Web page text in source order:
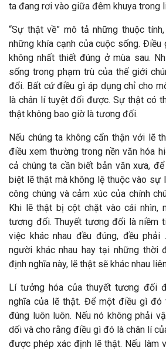
ta đang rơi vào giữa đêm khuya trong
“Sự thật về” mô tả những thuộc
những khía cạnh của cuộc sống.
không nhất thiết đúng ở mùa sau.
sống trong phạm trù của thế giới
đổi. Bất cứ điều gì áp dụng chỉ cho
là chân lí tuyệt đối được. Sự thật có
thật không bao giờ là tương đối.
Nếu chúng ta không cẩn thận với lẽ
điều xem thường trong nền văn hóa
cả chúng ta cần biết bản văn xưa,
biệt lẽ thật mà không lệ thuộc vào sự
công chúng và cảm xúc của chính
Khi lẽ thật bị cột chặt vào cái nhìn,
tương đối. Thuyết tương đối là niềm
việc khác nhau đều đúng, đều
người khác nhau hay tại những thời
định nghĩa này, lẽ thật sẽ khác nhau
Lí tưởng hóa của thuyết tương đối
nghĩa của lẽ thật. Để một điều gì đó
đúng luôn luôn. Nếu nó không phải
dối và cho rằng điều gì đó là chân lí
được phép xác định lẽ thật. Nếu làm